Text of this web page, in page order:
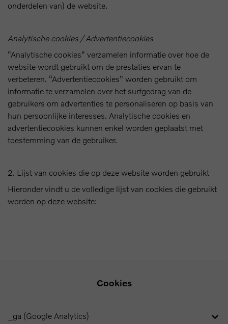
onderdelen van) de website.
Analytische cookies / Advertentiecookies
“Analytische cookies” verzamelen informatie over hoe de
website wordt gebruikt om de prestaties ervan te
verbeteren. “Advertentiecookies” worden gebruikt om
informatie te verzamelen over het surfgedrag van de
gebruikers om advertenties te personaliseren op basis van
hun persoonlijke interesses. Analytische cookies en
advertentiecookies kunnen enkel worden geplaatst met
toestemming van de gebruiker.
2. Lijst van cookies die op deze website worden gebruikt
Hieronder vindt u de volledige lijst van cookies die gebruikt
worden op deze website:
Cookies
_ga (Google Analytics)